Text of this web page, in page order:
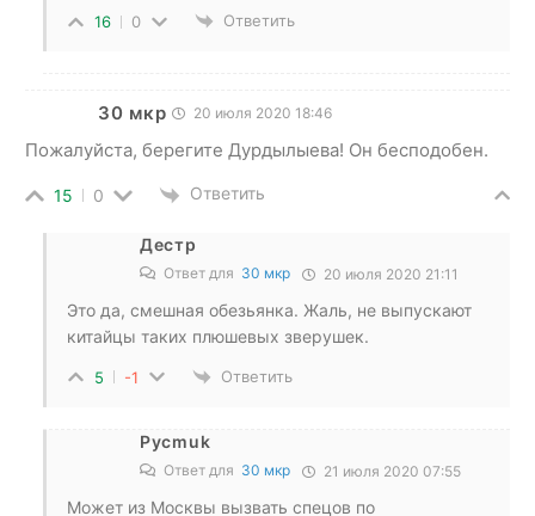
16 0 Ответить
30 мкр 20 июля 2020 18:46
Пожалуйста, берегите Дурдылыева! Он бесподобен.
15 0 Ответить
Дестр
Ответ для 30 мкр 20 июля 2020 21:11
Это да, смешная обезьянка. Жаль, не выпускают
китайцы таких плюшевых зверушек.
5 -1 Ответить
Pycmuk
Ответ для 30 мкр 21 июля 2020 07:55
Может из Москвы вызвать спецов по